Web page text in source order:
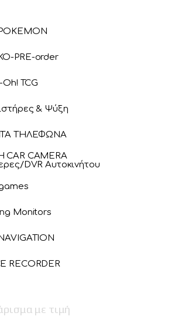
PRE-order
Oh! TCG
& Ψύξη
ΤΗΛΕΦΩΝΑ
CAR CAMERA
DVR Αυτοκινήτου
Monitors
RECORDER
με τιμή